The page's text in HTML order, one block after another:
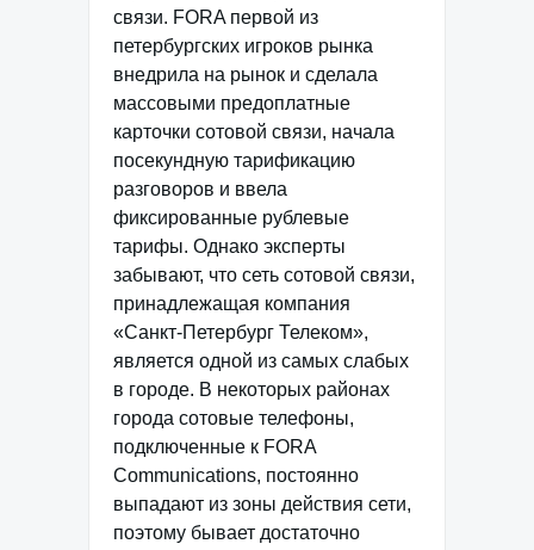
связи. FORA первой из
петербургских игроков рынка
внедрила на рынок и сделала
массовыми предоплатные
карточки сотовой связи, начала
посекундную тарификацию
разговоров и ввела
фиксированные рублевые
тарифы. Однако эксперты
забывают, что сеть сотовой связи,
принадлежащая компания
«Санкт-Петербург Телеком»,
является одной из самых слабых
в городе. В некоторых районах
города сотовые телефоны,
подключенные к FORA
Communications, постоянно
выпадают из зоны действия сети,
поэтому бывает достаточно